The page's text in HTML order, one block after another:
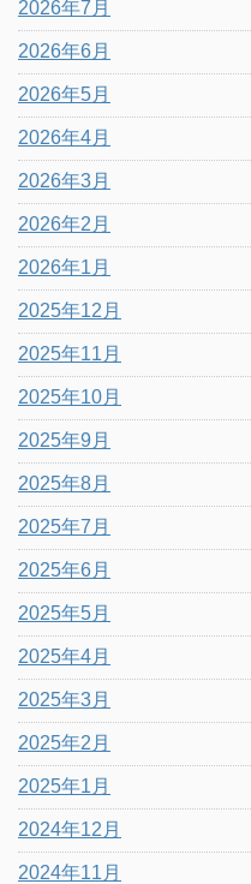
2026年7月
2026年6月
2026年5月
2026年4月
2026年3月
2026年2月
2026年1月
2025年12月
2025年11月
2025年10月
2025年9月
2025年8月
2025年7月
2025年6月
2025年5月
2025年4月
2025年3月
2025年2月
2025年1月
2024年12月
2024年11月